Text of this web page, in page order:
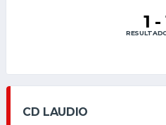
1 -
CD LAUDIO